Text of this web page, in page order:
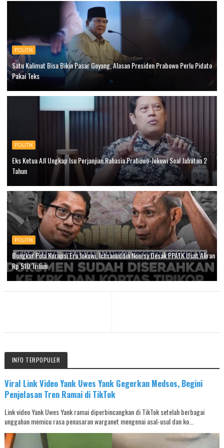
POLITIK
Satu Kalimat Bisa Bikin Pasar Goyang, Alasan Presiden Prabowo Perlu Pidato
Pakai Teks
POLITIK
Eks Ketua AJI Ungkap Isu Perjanjian Rahasia Prabowo-Jokowi Soal Jabatan 2
Tahun
POLITIK
Bongkar Pola Korupsi Era Jokowi, Ichsanuddin Noorsy Desak PPATK Usut Aliran
Rp 510 Triliun
INFO TERPOPULER
Viral Link Video Yank Uwes Yank Gegerkan Medsos, Begini
Penjelasan Tren Ramai di TikTok
Link video Yank Uwes Yank ramai diperbincangkan di TikTok setelah berbagai
unggahan memicu rasa penasaran warganet mengenai asal-usul dan ko...